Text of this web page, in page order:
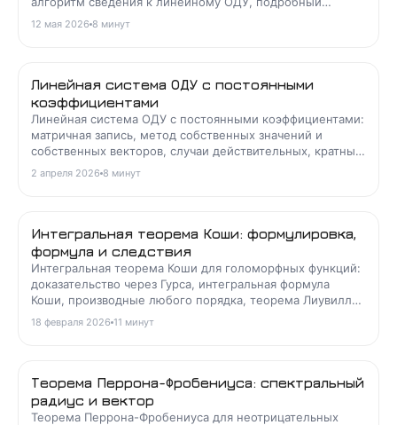
пример и проверка.
12 мая 2026 8 минут
Линейная система ОДУ с постоянными
коэффициентами
Линейная система ОДУ с постоянными коэффициентами:
матричная запись, метод собственных значений и
собственных векторов, случаи действительных, кратных
и комплексных корней, разбор примеров и проверка.
2 апреля 2026 8 минут
Интегральная теорема Коши: формулировка,
формула и следствия
Интегральная теорема Коши для голоморфных функций:
доказательство через Гурса, интегральная формула
Коши, производные любого порядка, теорема Лиувилля
и связь с вычетами.
18 февраля 2026 11 минут
Теорема Перрона-Фробениуса: спектральный
радиус и вектор
Теорема Перрона-Фробениуса для неотрицательных